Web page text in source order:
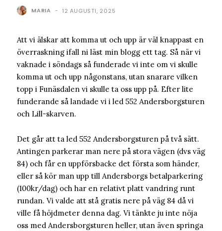
MARIA - 12 AUGUSTI, 2025
Att vi älskar att komma ut och upp är väl knappast en
överraskning ifall ni läst min blogg ett tag. Så när vi
vaknade i söndags så funderade vi inte om vi skulle
komma ut och upp någonstans, utan snarare vilken
topp i Funäsdalen vi skulle ta oss upp på. Efter lite
funderande så landade vi i led 552 Andersborgsturen
och Lill-skarven.
Det går att ta led 552 Andersborgsturen på två sätt.
Antingen parkerar man nere på stora vägen (dvs väg
84) och får en uppförsbacke det första som händer,
eller så kör man upp till Andersborgs betalparkering
(100kr/dag) och har en relativt platt vandring runt
rundan. Vi valde att stå gratis nere på väg 84 då vi
ville få höjdmeter denna dag. Vi tänkte ju inte nöja
oss med Andersborgsturen heller, utan även springa